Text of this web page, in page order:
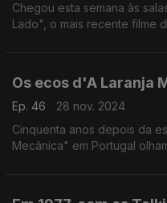
Chegou esta semana às
Lado", o mais recente filme
Os ecos d'A Laranja
Ep. 46
28 nov. 2024
Cinquenta anos depois da
Mecânica" em Portugal